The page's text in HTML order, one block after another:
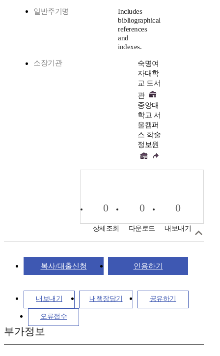
일반주기명
Includes
bibliographical
references
and
indexes.
소장기관
숙명여
자대학
교 도서
관
중앙대
학교 서
울캠퍼
스 학술
정보원
0
상세조회
0
다운로드
0
내보내기
복사/대출신청 인용하기
내보내기 내책장담기 공유하기
오류접수
부가정보